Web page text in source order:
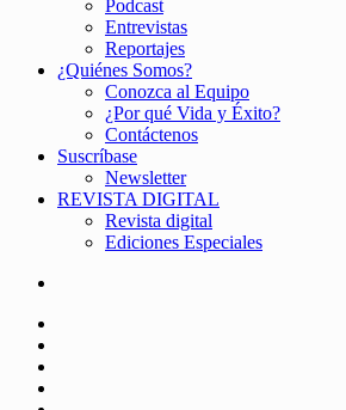
Podcast
Entrevistas
Reportajes
¿Quiénes Somos?
Conozca al Equipo
¿Por qué Vida y Éxito?
Contáctenos
Suscríbase
Newsletter
REVISTA DIGITAL
Revista digital
Ediciones Especiales